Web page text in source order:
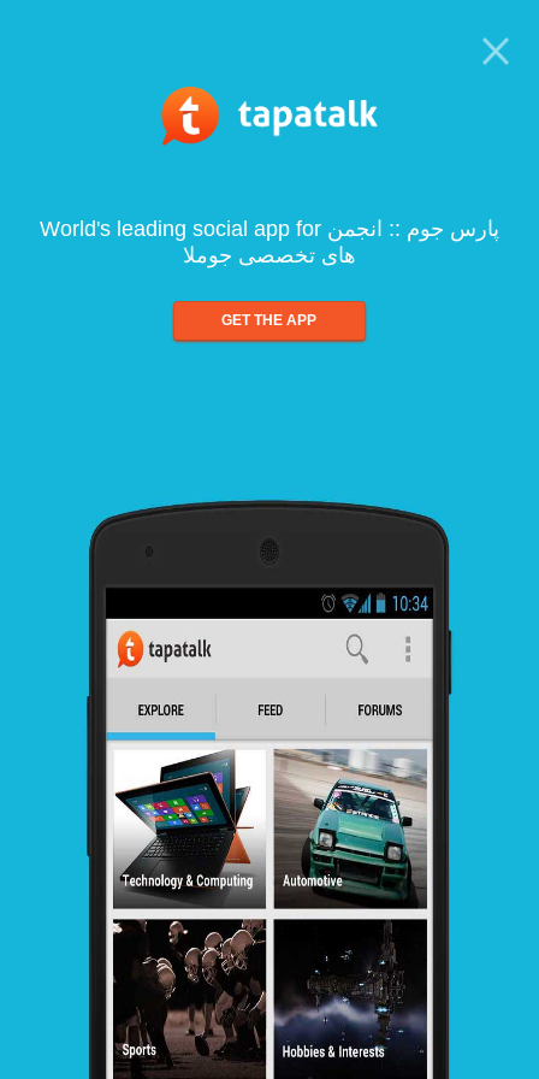
World's leading social app for پارس جوم :: انجمن
های تخصصی جوملا
GET THE APP